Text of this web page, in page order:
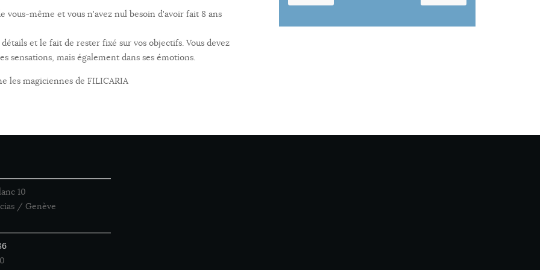
vous-même et vous n'avez nul besoin d'avoir fait 8 ans
et le fait de rester fixé sur vos objectifs. Vous devez
sensations, mais également dans ses émotions.
les magiciennes de FILICARIA
10
/ Genève